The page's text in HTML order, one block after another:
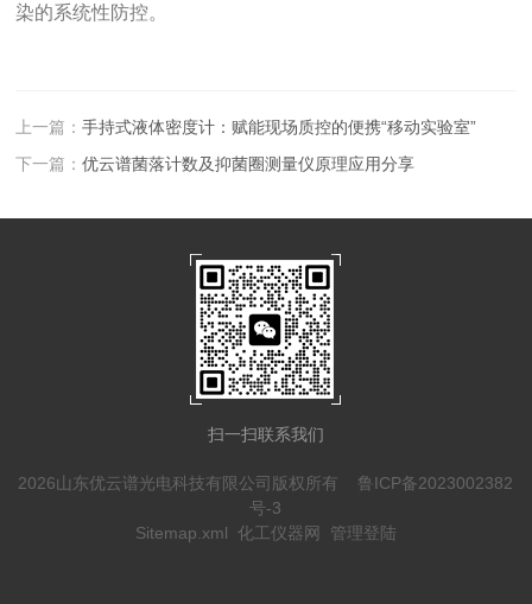
染的系统性防控。
上一篇：手持式液体密度计：赋能现场质控的便携“移动实验室”
下一篇：优云谱菌落计数及抑菌圈测量仪原理应用分享
扫一扫联系我们
2026山东优云谱光电科技有限公司版权所有 鲁ICP备2023002382
号-3
Sitemap.xml 化工仪器网 管理登陆